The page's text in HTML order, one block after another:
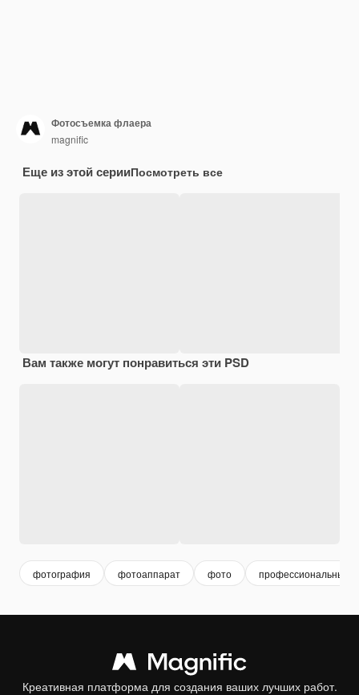
Фотосъемка флаера
magnific
Еще из этой серииПосмотреть все
Вам также могут понравиться эти PSD
фотография фотоаппарат фото профессиональный
Креативная платформа для создания ваших лучших работ.